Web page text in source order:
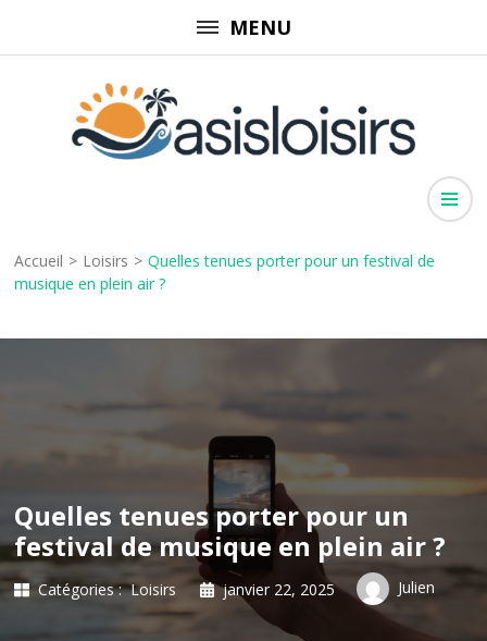
au
MENU
Accueil > Loisirs > Quelles tenues porter pour un festival de
musique en plein air ?
Quelles tenues porter pour un
festival de musique en plein air ?
Catégories : Loisirs janvier 22, 2025 Julien